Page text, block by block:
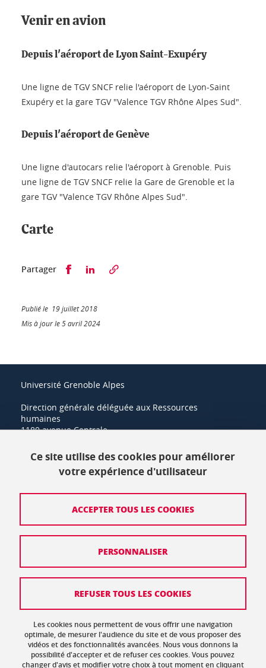
Venir en avion
Depuis l'aéroport de Lyon Saint-Exupéry
Une ligne de TGV SNCF relie l'aéroport de Lyon-Saint
Exupéry et la gare TGV "Valence TGV Rhône Alpes Sud".
Depuis l'aéroport de Genève
Une ligne d'autocars relie l'aéroport à Grenoble. Puis
une ligne de TGV SNCF relie la Gare de Grenoble et la
gare TGV "Valence TGV Rhône Alpes Sud".
Carte
Partager Partager sur Facebook
Partager sur LinkedIn
Publié le 19 juillet 2018
Mis à jour le 5 avril 2024
Université Grenoble Alpes
Direction générale déléguée aux Ressources
humaines
1180 avenue Centrale
+33 (0)4 57 42 21 42
Mentions légales
Politique de protection des données
Données personnelles
Gestion des cookies
Accessibilité : non conforme
Plan de site
Ce site utilise des cookies pour améliorer
votre expérience d'utilisateur
Les cookies nous permettent de vous offrir une navigation
optimale, de mesurer l'audience du site et de vous proposer des
vidéos et des fonctionnalités avancées. Nous vous donnons la
possibilité d'accepter et de refuser ces cookies. Vous pouvez
changer d'avis et modifier votre choix à tout moment en cliquant
ACCEPTER TOUS LES COOKIES
REFUSER TOUS LES COOKIES
PERSONNALISER